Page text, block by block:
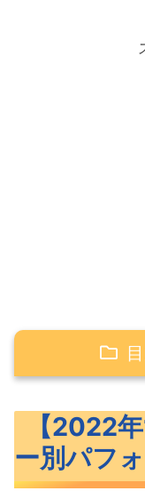
マンス
【1ヶ月
【2022
ー別パフ